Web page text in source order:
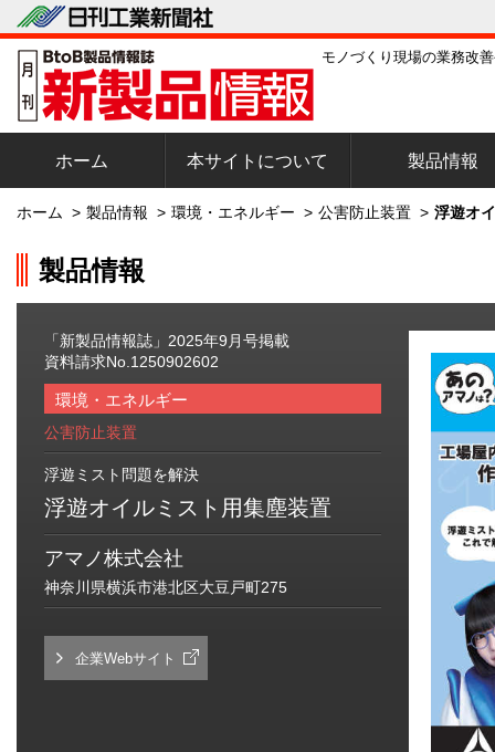
モノづくり現場の業務改
ホーム 本サイトについて 製品情報
ホーム > 製品情報 > 環境・エネルギー > 公害防止装置 > 浮遊オ
製品情報
「新製品情報誌」2025年9月号掲載
資料請求No.1250902602
環境・エネルギー
公害防止装置
浮遊ミスト問題を解決
浮遊オイルミスト用集塵装置
アマノ株式会社
神奈川県横浜市港北区大豆戸町275
企業Webサイト